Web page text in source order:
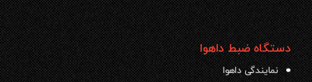
دستگاه ضبط داهوا
نمایندگی داهوا